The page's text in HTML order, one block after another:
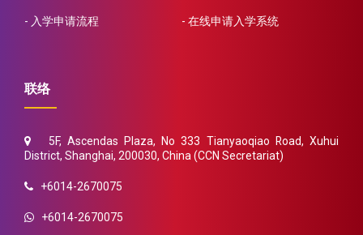
入学申请流程 在线申请入学系统
联络
5F, Ascendas Plaza, No 333 Tianyaoqiao Road, Xuhui
District, Shanghai, 200030, China (CCN Secretariat)
+6014-2670075
+6014-2670075